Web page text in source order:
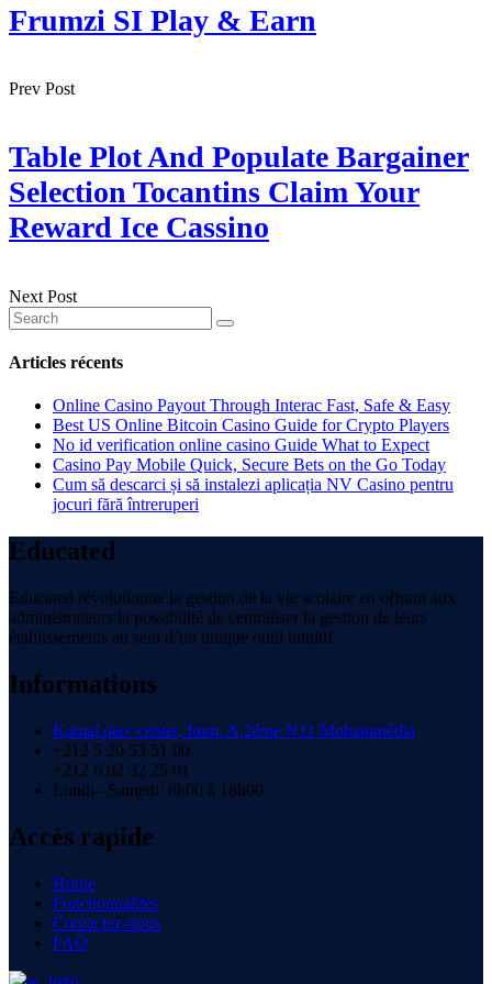
Frumzi SI Play & Earn
Prev Post
Table Plot And Populate Bargainer
Selection Tocantins Claim Your
Reward Ice Cassino
Next Post
Articles récents
Online Casino Payout Through Interac Fast, Safe & Easy
Best US Online Bitcoin Casino Guide for Crypto Players
No id verification online casino Guide What to Expect
Casino Pay Mobile Quick, Secure Bets on the Go Today
Cum să descarci și să instalezi aplicația NV Casino pentru
jocuri fără întreruperi
Educated
Educated révolutionne la gestion de la vie scolaire en offrant aux
administrateurs la possibilité de centraliser la gestion de leurs
établissements au sein d’un unique outil intuitif.
Informations
Kamal parc center, Imm. A,2éme N11 Mohammédia
+212 5 20 53 51 00
+212 6 02 32 25 01
Lundi– Samedi: 8h00 à 18h00
Accès rapide
Home
Fonctionnalités
Contactez-nous
FAQ